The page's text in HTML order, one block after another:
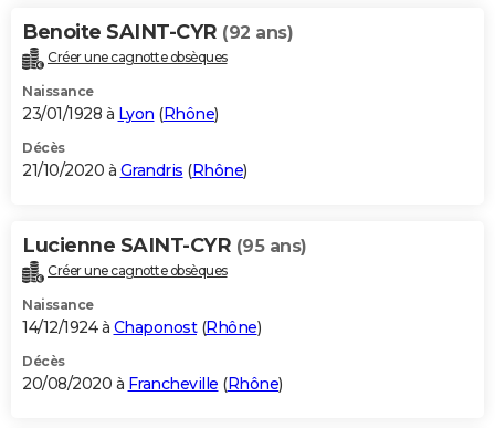
Benoite SAINT-CYR (92 ans)
Créer une cagnotte obsèques
Naissance
23/01/1928 à Lyon (Rhône)
Décès
21/10/2020 à Grandris (Rhône)
Lucienne SAINT-CYR (95 ans)
Créer une cagnotte obsèques
Naissance
14/12/1924 à Chaponost(Rhône)
Décès
20/08/2020 à Francheville (Rhône)